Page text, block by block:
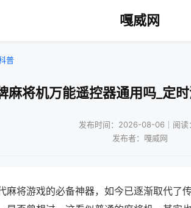
嘎威网
普
麻将机万能遥控器通用吗_定
发布时间：2026-08-06｜阅读
发布者：嘎威网
麻将游戏的必备神器，如今已逐渐取代了